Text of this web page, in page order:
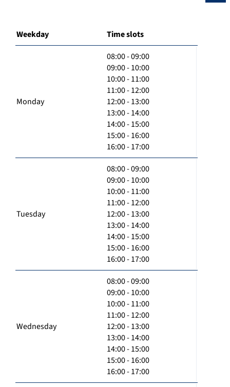
Weekday Time slots
Monday
08:00 - 09:00
09:00 - 10:00
10:00 - 11:00
11:00 - 12:00
12:00 - 13:00
13:00 - 14:00
14:00 - 15:00
15:00 - 16:00
16:00 - 17:00
Tuesday
08:00 - 09:00
09:00 - 10:00
10:00 - 11:00
11:00 - 12:00
12:00 - 13:00
13:00 - 14:00
14:00 - 15:00
15:00 - 16:00
16:00 - 17:00
Wednesday
08:00 - 09:00
09:00 - 10:00
10:00 - 11:00
11:00 - 12:00
12:00 - 13:00
13:00 - 14:00
14:00 - 15:00
15:00 - 16:00
16:00 - 17:00